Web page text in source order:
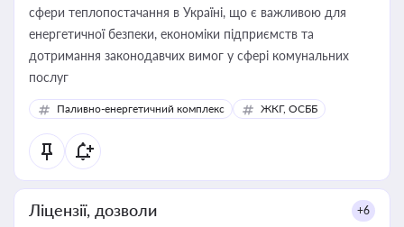
сфери теплопостачання в Україні, що є важливою для
енергетичної безпеки, економіки підприємств та
дотримання законодавчих вимог у сфері комунальних
послуг
Паливно-енергетичний комплекс ЖКГ, ОСББ
Ліцензії, дозволи +6